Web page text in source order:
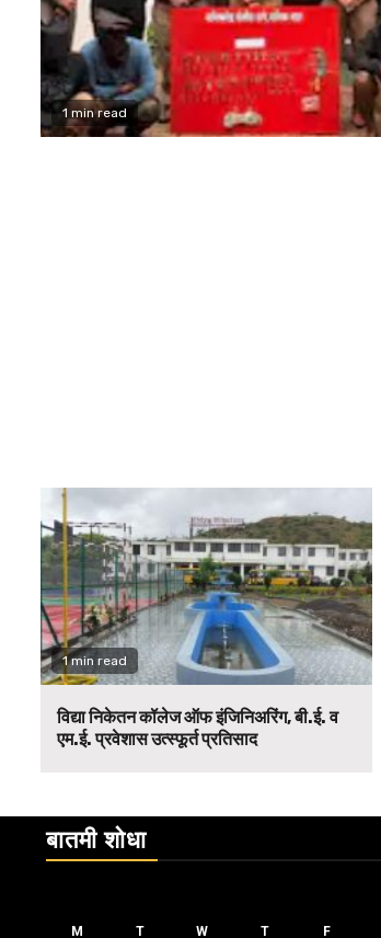
1 min read
1 min read
विद्या निकेतन कॉलेज ऑफ इंजिनिअरिंग, बी.ई. व
एम.ई. प्रवेशास उत्स्फूर्त प्रतिसाद
बातमी शोधा
M T W T F